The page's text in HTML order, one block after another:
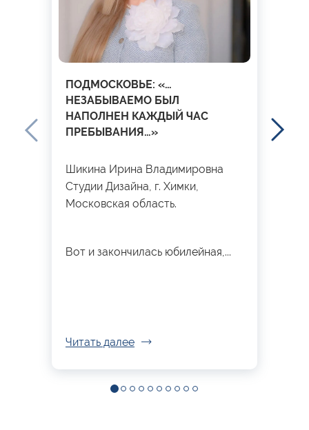
ПОДМОСКОВЬЕ: «…
НЕЗАБЫВАЕМО БЫЛ
НАПОЛНЕН КАЖДЫЙ ЧАС
ПРЕБЫВАНИЯ…»
Шикина Ирина Владимировна
Студии Дизайна, г. Химки,
Московская область.
Вот и закончилась юбилейная,...
Читать далее